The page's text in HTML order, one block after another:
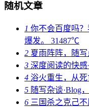
随机文章
1 你不会百度吗？
爆发。 31487℃
2 夏雨阵阵，随写
3 深度阅读的快感
4 浴火重生，从
5 随写杂谈·Blog
6 三国杀之克己不